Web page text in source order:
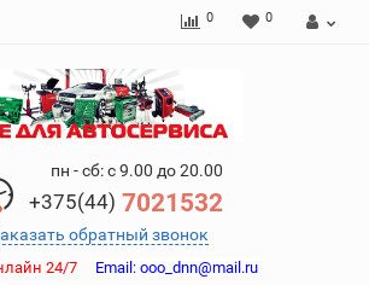
0 0
пн - сб: с 9.00 до 20.00
+375(44) 7021532
обратный звонок
24/7 Email: ooo_dnn@mail.ru